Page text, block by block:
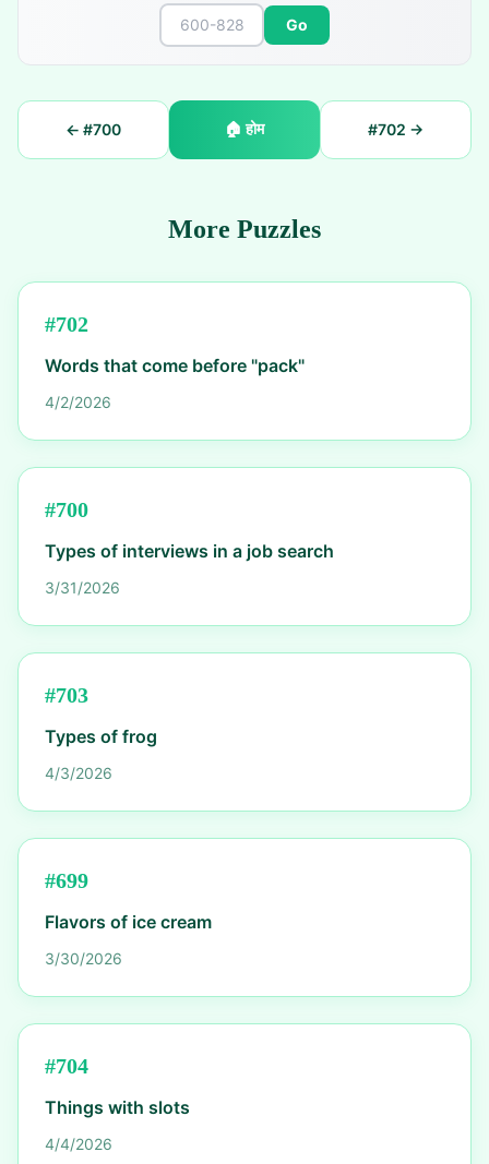
Go
← #700 🏠होम #702 →
More Puzzles
#702
Words that come before "pack"
4/2/2026
#700
Types of interviews in a job search
3/31/2026
#703
Types of frog
4/3/2026
#699
Flavors of ice cream
3/30/2026
#704
Things with slots
4/4/2026